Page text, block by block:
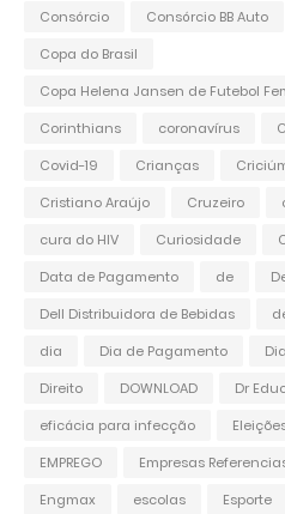
Consórcio
Consórcio BB Auto
Copa do Brasil
Copa Helena Jansen de Futebol
Corinthians
coronavírus
Covid-19
Crianças
Cristiano Araújo
Cruzeiro
cura do HIV
Curiosidade
Data de Pagamento
de
Dell Distribuidora de Bebidas
dia
Dia de Pagamento
Direito
DOWNLOAD Dr
eficácia para infecção
EMPREGO
Empresas
Engmax
escolas Esporte